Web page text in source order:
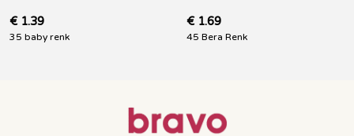
€ 1.39
35 baby renk
€ 1.69
45 Bera Renk